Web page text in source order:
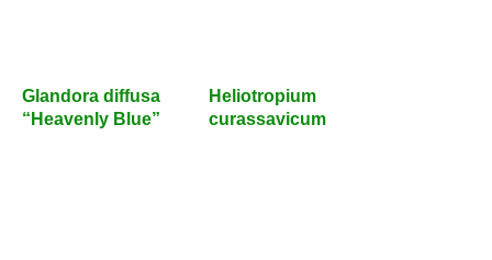
Glandora diffusa
“Heavenly Blue”
Heliotropium
curassavicum